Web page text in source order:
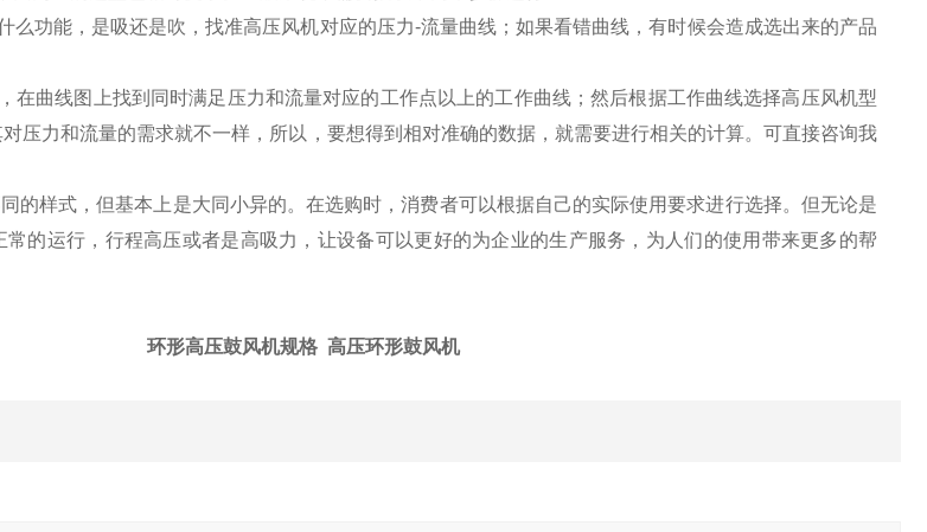
么功能，是吸还是吹，找准高压风机对应的压力-流量曲线；如果看错曲线，有时候会造成选出来的产品
在曲线图上找到同时满足压力和流量对应的工作点以上的工作曲线；然后根据工作曲线选择高压风机型
压力和流量的需求就不一样，所以，要想得到相对准确的数据，就需要进行相关的计算。可直接咨询我
的样式，但基本上是大同小异的。在选购时，消费者可以根据自己的实际使用要求进行选择。但无论是
的运行，行程高压或者是高吸力，让设备可以更好的为企业的生产服务，为人们的使用带来更多的帮
环形高压鼓风机规格高压环形鼓风机